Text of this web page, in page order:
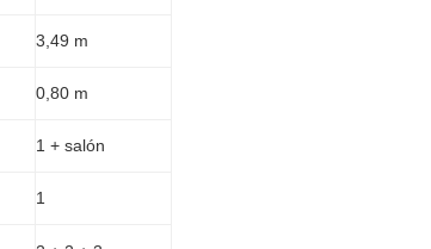
3,49 m
0,80 m
1 + salón
1